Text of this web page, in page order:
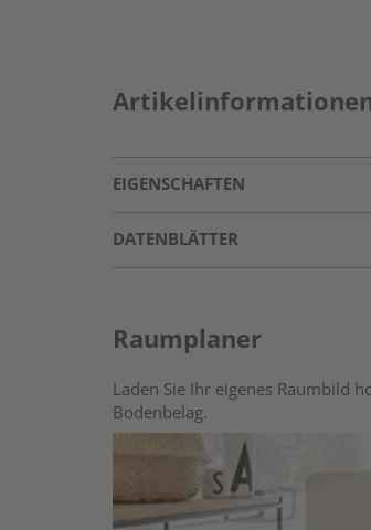
EIGENSCHAFTEN
DATENBLÄTTER
Raumplaner
Laden Sie Ihr eigenes Raumbild
Bodenbelag.